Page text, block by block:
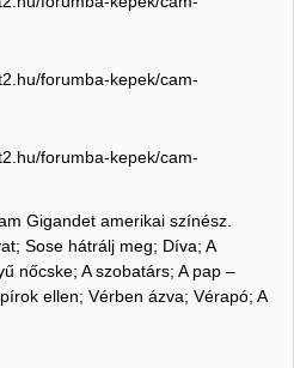
Gigandet amerikai színész.
Sose hátrálj meg; Díva; A
nőcske; A szobatárs; A pap –
ellen; Vérben ázva; Vérapó; A